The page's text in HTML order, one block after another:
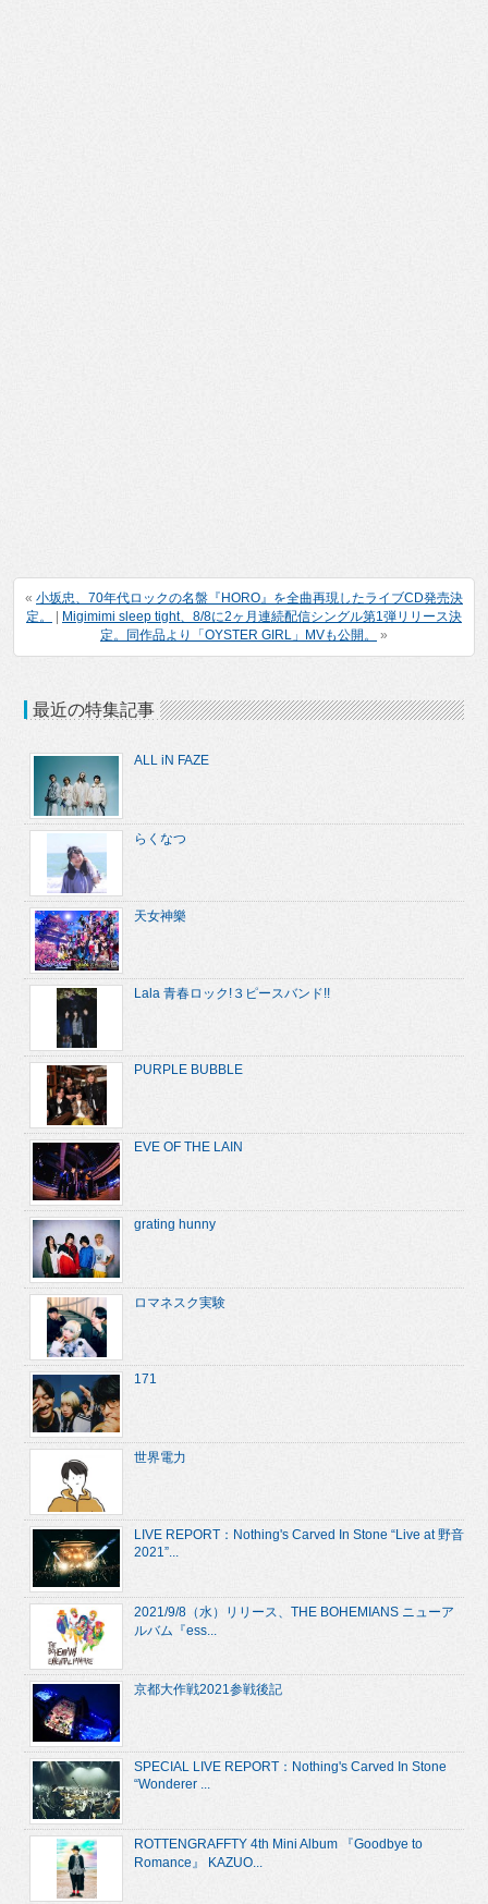
« 小坂忠、70年代ロックの名盤『HORO』を全曲再現したライブCD発売決
定。
| Migimimi sleep tight、8/8に2ヶ月連続配信シングル第1弾リリース決
定。同作品より「OYSTER GIRL」MVも公開。
»
最近の特集記事
ALL iN FAZE
らくなつ
天女神樂
Lala 青春ロック!３ピースバンド!!
PURPLE BUBBLE
EVE OF THE LAIN
grating hunny
ロマネスク実験
171
世界電力
LIVE REPORT：Nothing's Carved In Stone “Live at 野音
2021”...
2021/9/8（水）リリース、THE BOHEMIANS ニューア
ルバム『ess...
京都大作戦2021参戦後記
SPECIAL LIVE REPORT：Nothing's Carved In Stone
“Wonderer ...
ROTTENGRAFFTY 4th Mini Album 『Goodbye to
Romance』 KAZUO...